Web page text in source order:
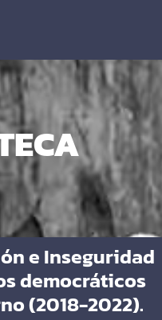
e Inseguridad
democráticos
(2018-2022).